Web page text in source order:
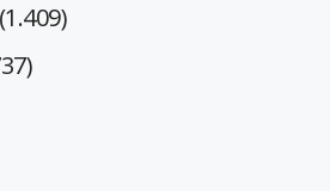
(1.409)